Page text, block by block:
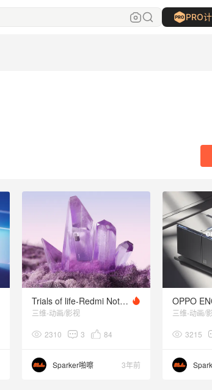
PRO
Trials of life-Redmi Note 11 pro
三维-动画/影视
2310 3 84
Sparker啪嚓 3年前
OPPO
三维-动画/
3215